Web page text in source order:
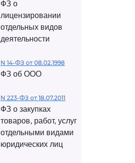
ФЗ о
лицензировании
отдельных видов
деятельности
N 14-ФЗ от 08.02.1998
ФЗ об ООО
N 223-ФЗ от 18.07.2011
ФЗ о закупках
товаров, работ, услуг
отдельными видами
юридических лиц